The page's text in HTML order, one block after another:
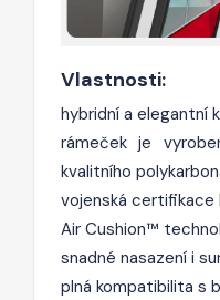
Vlastnosti:
hybridní a elegantní
rámeček je
kvalitního
vojenská certifikace
Air Cushion™
snadné nasazení i
plná kompatibilita s